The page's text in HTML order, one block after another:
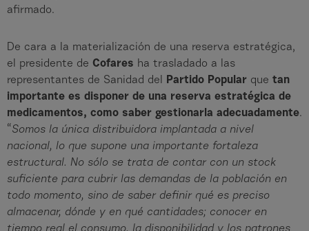
afirmado.
De cara a la materialización de una reserva estratégica,
el presidente de Cofares ha trasladado a las
representantes de Sanidad del
Partido Popular que tan
importante es disponer de una reserva estratégica de
medicamentos, como saber gestionarla adecuadamente.
“Somos la única distribuidora implantada a nivel
nacional, lo que supone una importante fortaleza
estructural. No sólo se trata de contar con un stock
suficiente para cubrir las demandas de la población en
todo momento, sino de saber definir qué es preciso
almacenar, dónde y en qué cantidades; conocer en
tiempo real el consumo, la disponibilidad y los patrones